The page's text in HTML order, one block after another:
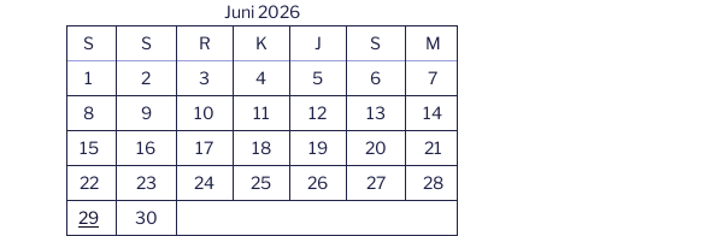
Juni 2026
S
S R K J S
M
1
2 3 4 5 6
7
8
9 10 11 12 13
14
15
16 17 18 19 20
21
22
23 24 25 26 27
28
29
30